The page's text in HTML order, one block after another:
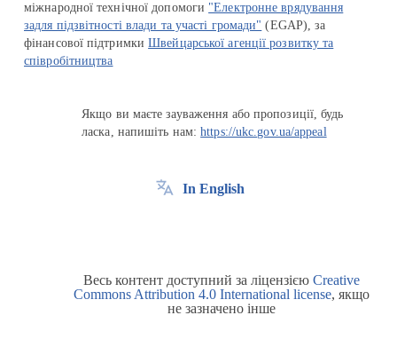
міжнародної технічної допомоги "Електронне врядування
задля підзвітності влади та участі громади" (EGAP), за
фінансової підтримкиШвейцарської агенції розвитку та
співробітництва
Якщо ви маєте зауваження або пропозиції, будь
ласка, напишіть нам:https://ukc.gov.ua/appeal
In English
Весь контент доступний за ліцензією Creative
Commons Attribution 4.0 International license, якщо
не зазначено інше